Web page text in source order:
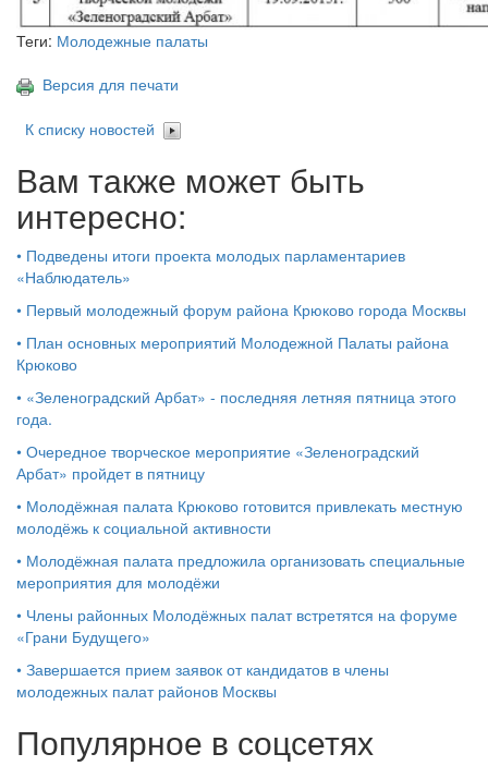
Теги: Молодежные палаты
Версия для печати
К списку новостей
Вам также может быть
интересно:
• Подведены итоги проекта молодых парламентариев
«Наблюдатель»
• Первый молодежный форум района Крюково города Москвы
• План основных мероприятий Молодежной Палаты района
Крюково
• «Зеленоградский Арбат» - последняя летняя пятница этого
года.
• Очередное творческое мероприятие «Зеленоградский
Арбат» пройдет в пятницу
• Молодёжная палата Крюково готовится привлекать местную
молодёжь к социальной активности
• Молодёжная палата предложила организовать специальные
мероприятия для молодёжи
• Члены районных Молодёжных палат встретятся на форуме
«Грани Будущего»
• Завершается прием заявок от кандидатов в члены
молодежных палат районов Москвы
Популярное в соцсетях